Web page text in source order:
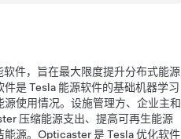
件，旨在最大限度提升分布式能源
是 Tesla 能源软件的基础机器学习
使用情况。设施管理方、企业主和
压缩能源支出、提高可再生能源
源。Opticaster 是 Tesla 优化软件